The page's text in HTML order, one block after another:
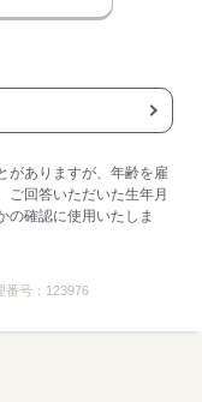
がありますが、年齢を雇
ご回答いただいた生年月
の確認に使用いたしま
番号： 123976